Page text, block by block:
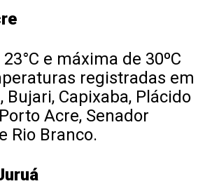
e máxima de 30ºC
registradas em
Bujari, Capixaba, Plácido
Acre, Senador
Rio Branco.